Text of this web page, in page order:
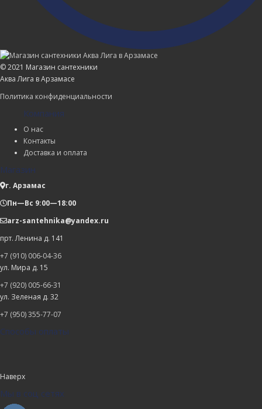
© 2021 Магазин сантехники
Аква Лига в Арзамасе
Политика конфиденциальности
Компания
О нас
Контакты
Доставка и оплата
Магазин
г. Арзамас
Пн—Вс 9:00—18:00
arz-santehnika@yandex.ru
прт. Ленина д. 141
+7 (910) 006-04-36
ул. Мира д. 15
+7 (920) 005-66-31
ул. Зеленая д. 32
+7 (950) 355-77-07
Способы оплаты
Наверх
Мы в соц сетях